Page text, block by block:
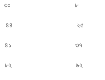
৩০ ৮
৪৪ ২৫
৪১ ৩৭
৮২ ৯২